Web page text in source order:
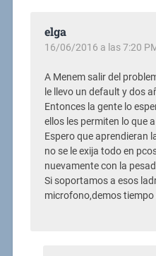
elga
16/06/2016 a las 7:20
A Menem salir del
le llevo un default y dos
Entonces la gente lo
ellos les permiten lo que
Espero que aprendieran
no se le exija todo en
nuevamente con la
Si soportamos a esos
microfono,demos tiempo